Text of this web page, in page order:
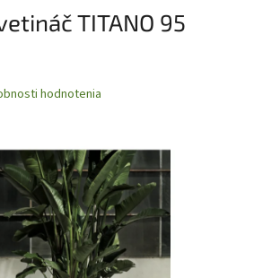
TITANO 95
hodnotenia